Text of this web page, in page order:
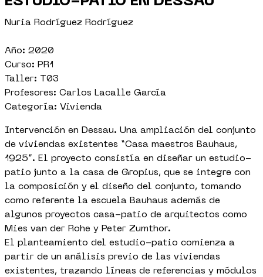
Nuria Rodríguez Rodríguez
Año: 2020
Curso: PR1
Taller: T03
Profesores: Carlos Lacalle García
Categoría: Vivienda
Intervención en Dessau. Una ampliación del conjunto
de viviendas existentes “Casa maestros Bauhaus,
1925”. El proyecto consistía en diseñar un estudio-
patio junto a la casa de Gropius, que se integre con
la composición y el diseño del conjunto, tomando
como referente la escuela Bauhaus además de
algunos proyectos casa-patio de arquitectos como
Mies van der Rohe y Peter Zumthor.
El planteamiento del estudio-patio comienza a
partir de un análisis previo de las viviendas
existentes, trazando líneas de referencias y módulos